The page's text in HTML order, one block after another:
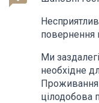
повернення
Ми
необхідне
Проживання
цілодобова